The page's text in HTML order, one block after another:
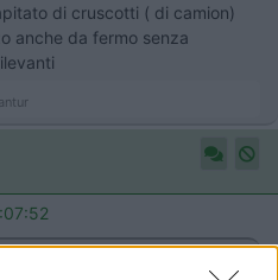
di cruscotti ( di camion)
anche da fermo senza